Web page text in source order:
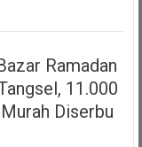
Ramadan
11.000
Diserbu